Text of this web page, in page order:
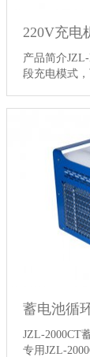
220V充电
产品简介
段充电模式
电流等参数
率大，体积
互界面，大
的工作量，
【详情】
蓄电池循
JZL-2000CT
专用JZL-